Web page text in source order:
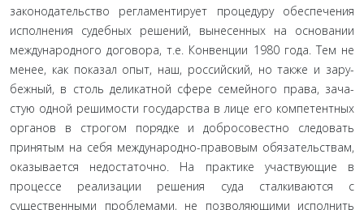
законодательство регламентирует процедуру обеспечения
исполнения судебных решений, вынесенных на основании
международного договора, т.е. Конвенции 1980 года. Тем не
менее, как показал опыт, наш, российский, но также и зару­
бежный, в столь деликатной сфере семейного права, зача­
стую одной решимости государства в лице его компетентных
органов в строгом порядке и добросовестно следовать
приня­тым на себя международно-правовым обязательствам,
ока­зывается недостаточно. На практике участвующие в
процес­се реализации решения суда сталкиваются с
существенными проблемами, не позволяющими исполнить